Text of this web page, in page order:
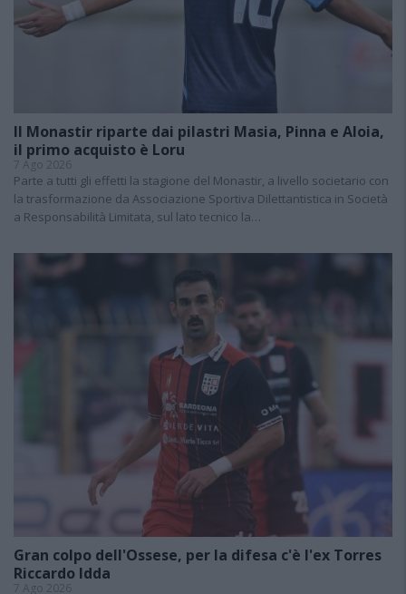
Il Monastir riparte dai pilastri Masia, Pinna e Aloia,
il primo acquisto è Loru
7 Ago 2026
Parte a tutti gli effetti la stagione del Monastir, a livello societario con
la trasformazione da Associazione Sportiva Dilettantistica in Società
a Responsabilità Limitata, sul lato tecnico la…
Gran colpo dell'Ossese, per la difesa c'è l'ex Torres
Riccardo Idda
7 Ago 2026